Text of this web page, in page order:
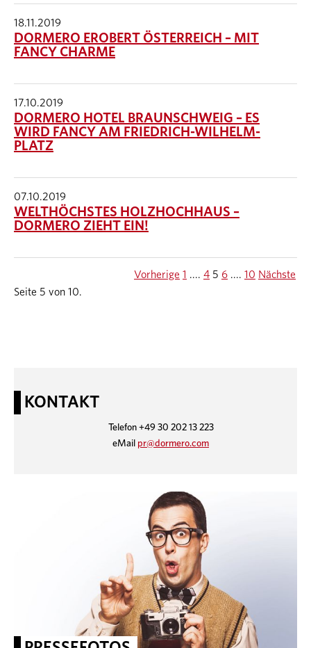
18.11.2019
DORMERO EROBERT ÖSTERREICH – MIT
FANCY CHARME
17.10.2019
DORMERO HOTEL BRAUNSCHWEIG – ES
WIRD FANCY AM FRIEDRICH-WILHELM-
PLATZ
07.10.2019
WELTHÖCHSTES HOLZHOCHHAUS –
DORMERO ZIEHT EIN!
Seite 5 von 10.
Vorherige 1 .... 4 5 6 .... 10 Nächste
KONTAKT
Telefon +49 30 202 13 223
eMail pr@dormero.com